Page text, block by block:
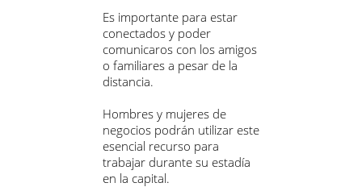
Es importante para estar
conectados y poder
comunicaros con los amigos
o familiares a pesar de la
distancia.
Hombres y mujeres de
negocios podrán utilizar este
esencial recurso para
trabajar durante su estadía
en la capital.